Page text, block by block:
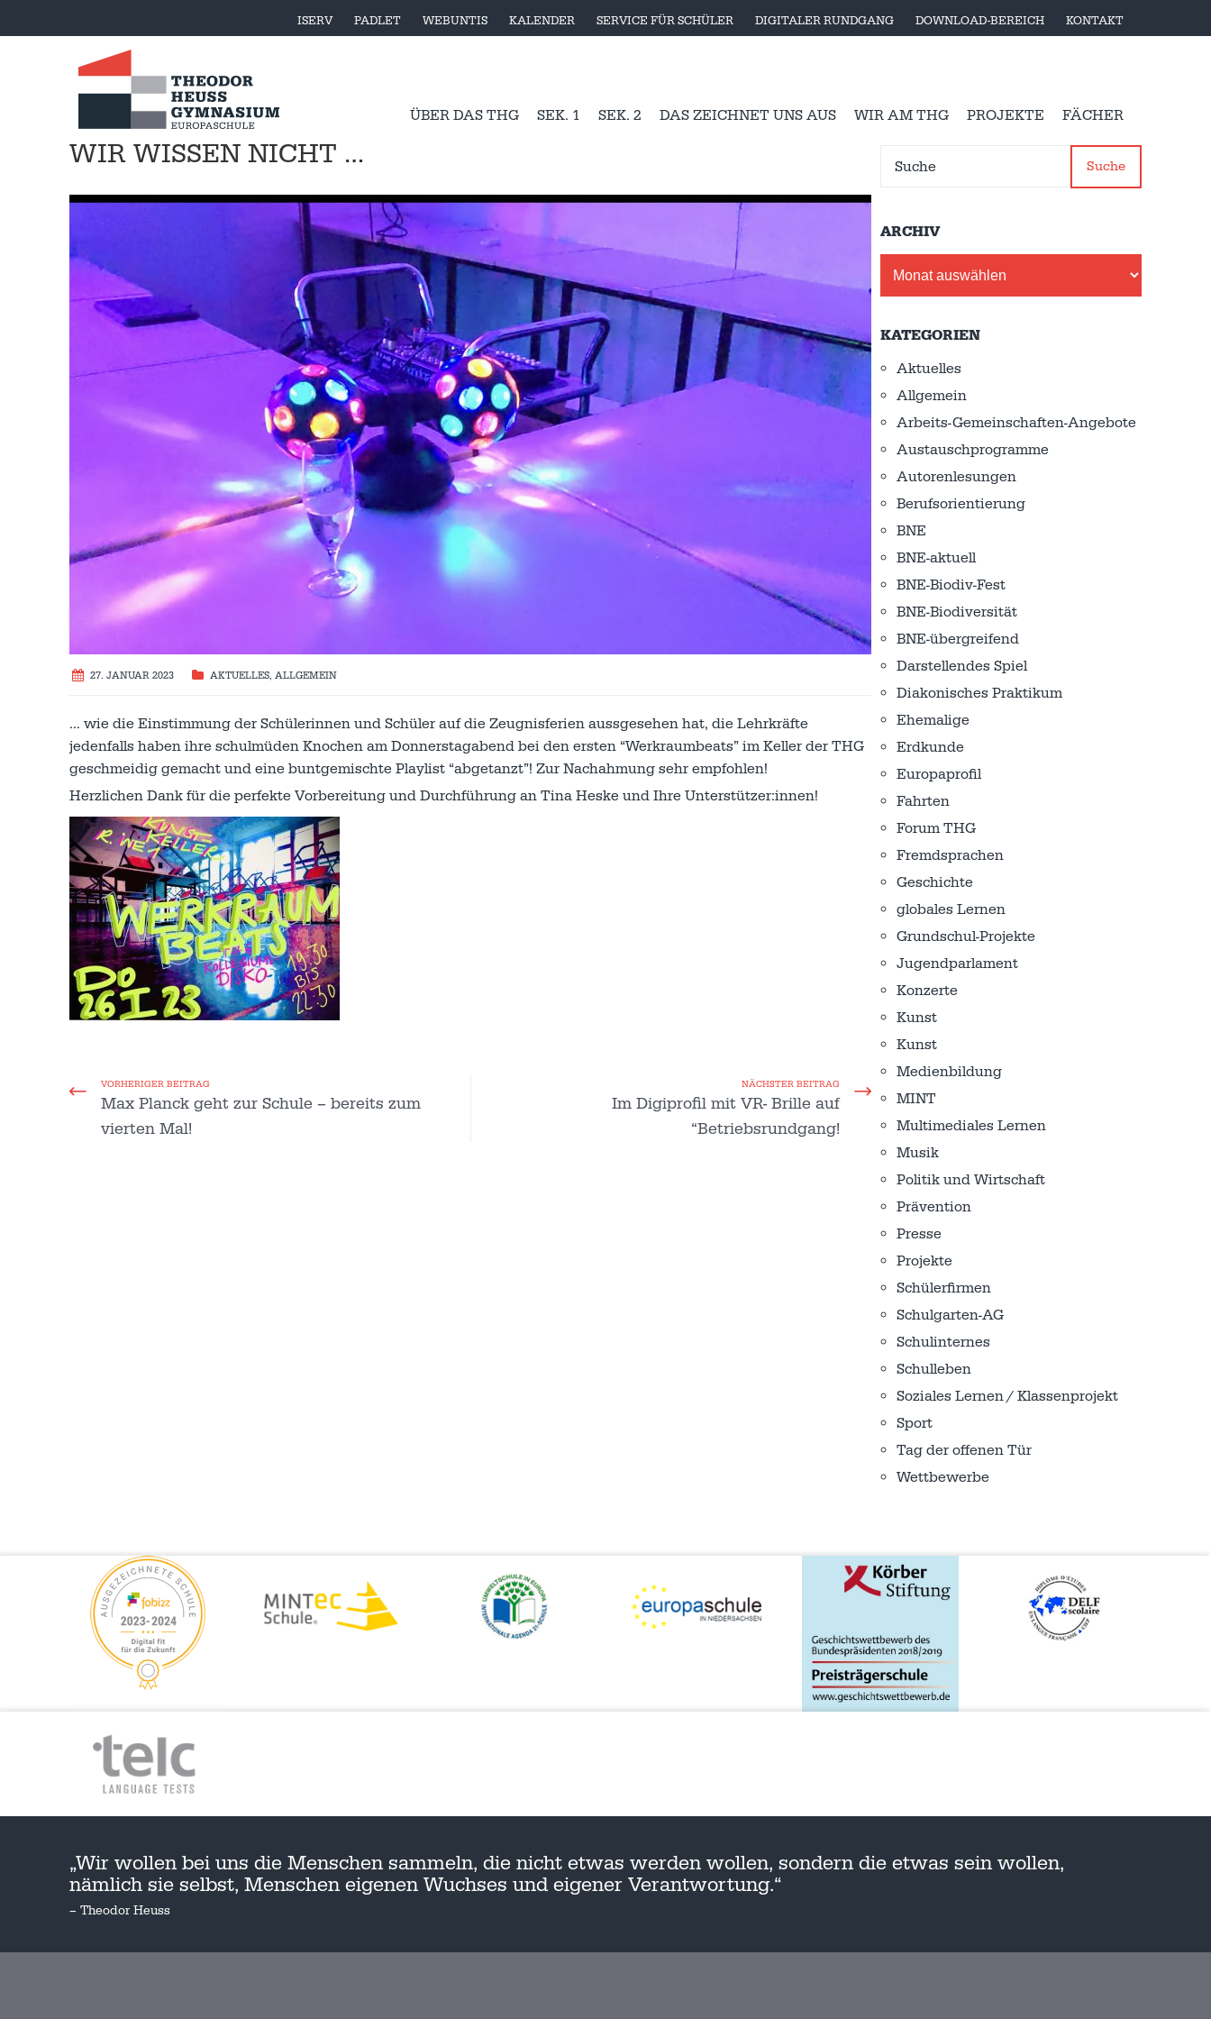
ISERV PADLET WEBUNTIS KALENDER SERVICE FÜR SCHÜLER DIGITALER RUNDGANG DOWNLOAD-BEREICH KONTAKT
ÜBER DAS THG SEK. 1 SEK. 2 DAS ZEICHNET UNS AUS WIR AM THG PROJEKTE FÄCHER
WIR WISSEN NICHT …
27. JANUAR 2023 AKTUELLES, ALLGEMEIN
… wie die Einstimmung der Schülerinnen und Schüler auf die Zeugnisferien aussgesehen hat, die Lehrkräfte
jedenfalls haben ihre schulmüden Knochen am Donnerstagabend bei den ersten “Werkraumbeats” im Keller der THG
geschmeidig gemacht und eine buntgemischte Playlist “abgetanzt”! Zur Nachahmung sehr empfohlen!
Herzlichen Dank für die perfekte Vorbereitung und Durchführung an Tina Heske und Ihre Unterstützer:innen!
VORHERIGER BEITRAG
Max Planck geht zur Schule – bereits zum
vierten Mal!
NÄCHSTER BEITRAG
Im Digiprofil mit VR- Brille auf
“Betriebsrundgang!
Suche
ARCHIV
KATEGORIEN
Aktuelles
Allgemein
Arbeits-Gemeinschaften-Angebote
Austausch­programme
Autorenlesungen
Berufsorientierung
BNE
BNE-aktuell
BNE-Biodiv-Fest
BNE-Biodiversität
BNE-übergreifend
Darstellendes Spiel
Diakonisches Praktikum
Ehemalige
Erdkunde
Europaprofil
Fahrten
Forum THG
Fremdsprachen
Geschichte
globales Lernen
Grundschul-Projekte
Jugendparlament
Konzerte
Kunst
Kunst
Medienbildung
MINT
Multimediales Lernen
Musik
Politik und Wirtschaft
Prävention
Presse
Projekte
Schülerfirmen
Schulgarten-AG
Schulinternes
Schulleben
Soziales Lernen / Klassenprojekt
Sport
Tag der offenen Tür
Wettbewerbe
„Wir wollen bei uns die Menschen sammeln, die nicht etwas werden wollen, sondern die etwas sein wollen,
nämlich sie selbst, Menschen eigenen Wuchses und eigener Verantwortung.“
– Theodor Heuss